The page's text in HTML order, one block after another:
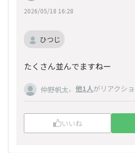
2026/05/18 16:28
ひつじ
たくさん並んでますねー
仲野帆太、 他1人がリアクシ
いいね